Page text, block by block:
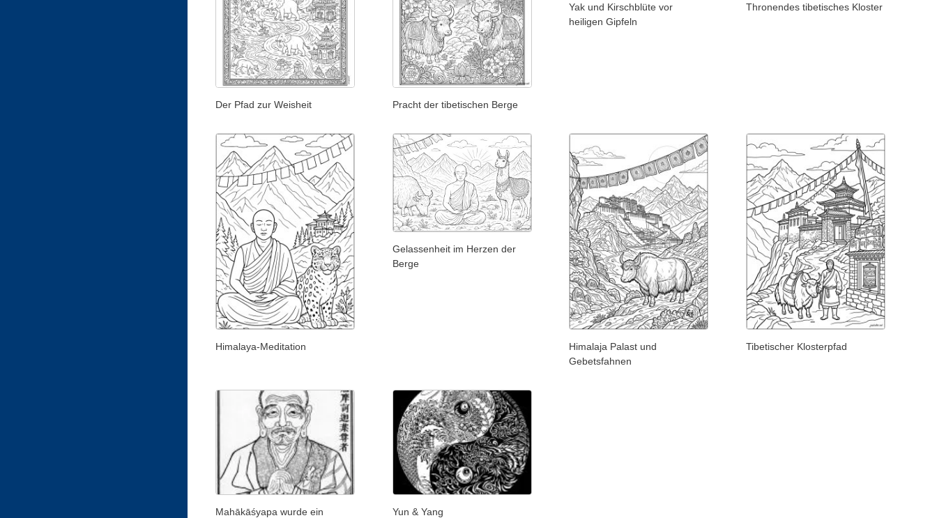
Der Pfad zur Weisheit Pracht der tibetischen Berge
Yak und Kirschblüte vor
heiligen Gipfeln
Thronendes tibetisches Kloster
Himalaya-Meditation
Gelassenheit im Herzen der
Berge
Himalaja Palast und
Gebetsfahnen
Tibetischer Klosterpfad
Mahākāśyapa wurde ein
Yun & Yang